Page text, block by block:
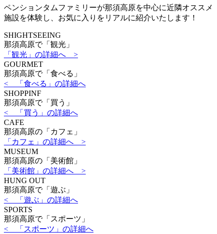
ペンションタムファミリーが那須高原を中心に近隣オススメ
施設を体験し、お気に入りをリアルに紹介いたします！
SHIGHTSEEING
那須高原で「観光」
「観光」の詳細へ >
GOURMET
那須高原で「食べる」
< 「食べる」の詳細へ
SHOPPINF
那須高原で「買う」
< 「買う」の詳細へ
CAFE
那須高原の「カフェ」
「カフェ」の詳細へ >
MUSEUM
那須高原の「美術館」
「美術館」の詳細へ >
HUNG OUT
那須高原で「遊ぶ」
< 「遊ぶ」の詳細へ
SPORTS
那須高原で「スポーツ」
< 「スポーツ」の詳細へ